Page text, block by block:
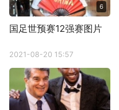
6
国足世预赛12强赛图片
2021-08-20 15:57